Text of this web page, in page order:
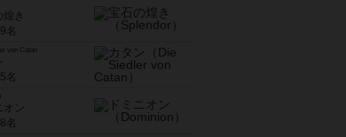
煌き
名
von Catan
名
オン
名